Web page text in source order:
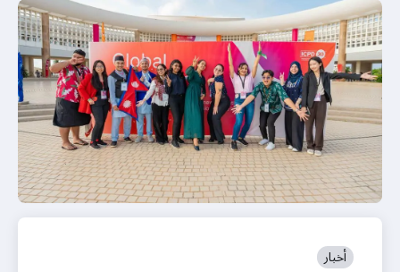
أخبار